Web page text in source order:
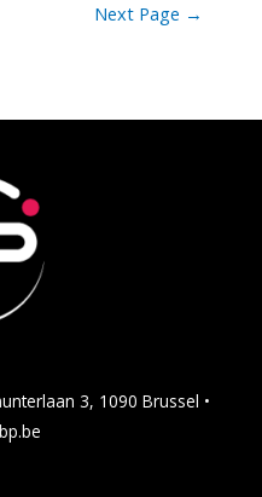
Next Page →
3, 1090 Brussel •